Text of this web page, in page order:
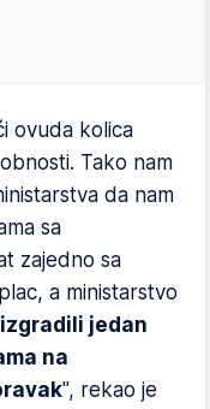
ovuda kolica
Tako nam
da nam
sa
zajedno sa
a ministarstvo
jedan
na
", rekao je